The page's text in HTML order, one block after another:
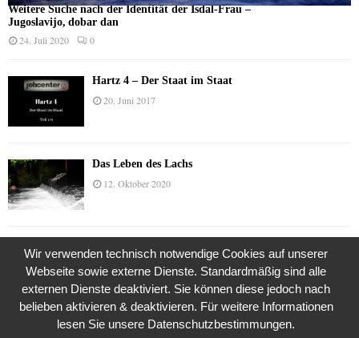
Weitere Suche nach der Identität der Isdal-Frau –
Jugoslavijo, dobar dan
24. Juli 2020 0
Hartz 4 – Der Staat im Staat
20. Juni 2017
Das Leben des Lachs
12. Oktober 2020
Die Geschichte der Kubushäuser
9. Juli 2018
Was ist denn das? -Mars „SOL 735“ Rover Curiosity
Wir verwenden technisch notwendige Cookies auf unserer
Webseite sowie externe Dienste. Standardmäßig sind alle
externen Dienste deaktiviert. Sie können diese jedoch nach
belieben aktivieren & deaktivieren. Für weitere Informationen
lesen Sie unsere Datenschutzbestimmungen.